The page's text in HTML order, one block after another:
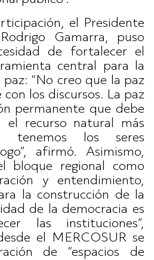
el Presidente
Gamarra, puso
de fortalecer el
central para la
“No creo que la paz
con los discursos. La paz
permanente que debe
el recurso natural más
tenemos los seres
afirmó. Asimismo,
bloque regional como
y entendimiento,
la construcción de la
de la democracia es
las instituciones”,
el MERCOSUR se
de “espacios de